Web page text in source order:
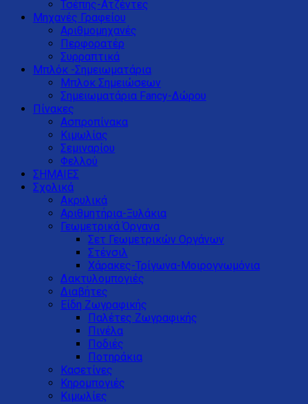
Τσέπης-Ατζέντες
Μηχανές Γραφείου
Αριθμομηχανές
Περφορατέρ
Συρραπτικά
Μπλόκ -Σημειωματάρια
Μπλοκ Σημειώσεων
Σημειωματάρια Fancy-Δώρου
Πίνακες
Ασπροπίνακα
Κιμωλίας
Σεμιναρίου
Φελλού
ΣΗΜΑΙΕΣ
Σχολικά
Ακρυλικά
Αριθμητήρια-Ξυλάκια
Γεωμετρικά Όργανα
Σετ Γεωμετρικών Οργάνων
Στένσιλ
Χάρακες-Τρίγωνα-Μοιρογνωμόνια
Δακτυλομπογιές
Διαβήτες
Είδη Ζωγραφικής
Παλέτες Ζωγραφικής
Πινέλα
Ποδιές
Ποτηράκια
Κασετίνες
Κηρομπογιές
Κιμωλίες